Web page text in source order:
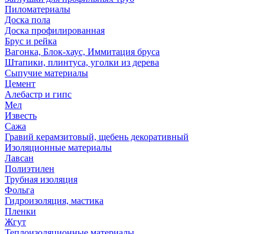
Пиломатериалы
Доска пола
Доска профилированная
Брус и рейка
Вагонка, Блок-хаус, Иммитация бруса
Штапики, плинтуса, уголки из дерева
Сыпучие материалы
Цемент
Алебастр и гипс
Мел
Известь
Сажа
Гравий керамзитовый, щебень декоративный
Изоляционные материалы
Лавсан
Полиэтилен
Трубная изоляция
Фольга
Гидроизоляция, мастика
Пленки
Жгут